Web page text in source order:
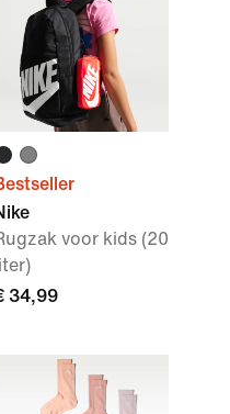
voor kids (20
liter)
34,99